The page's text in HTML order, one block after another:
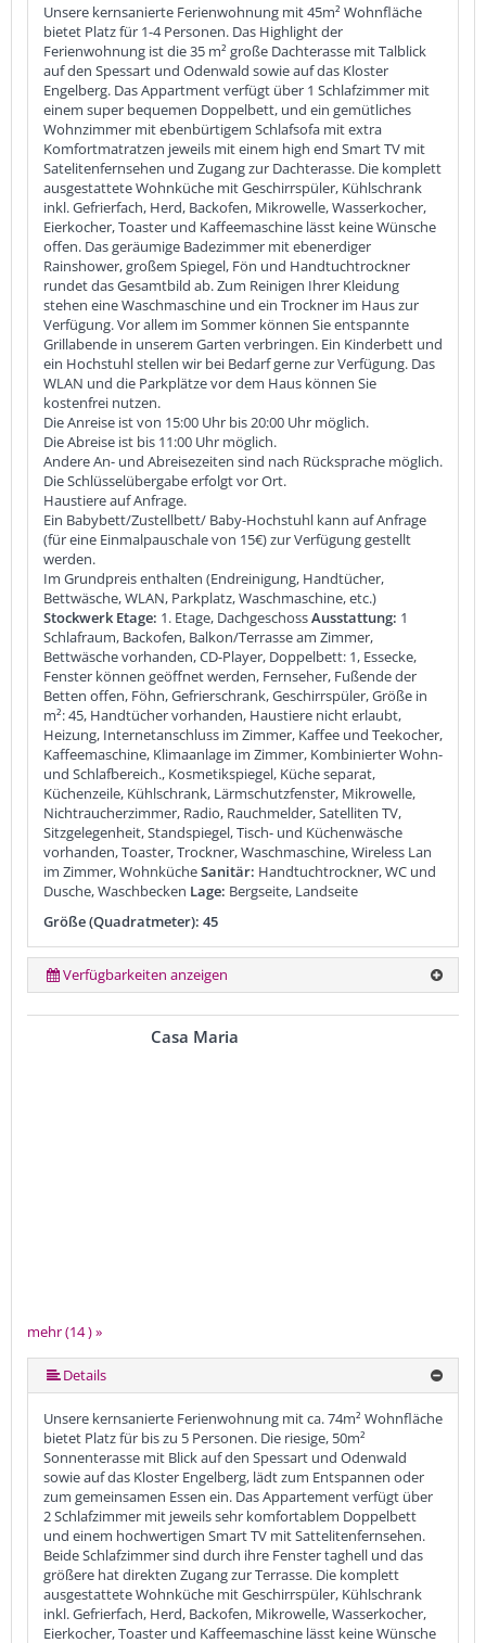
Unsere kernsanierte Ferienwohnung mit 45m² Wohnfläche
bietet Platz für 1-4 Personen. Das Highlight der
Ferienwohnung ist die 35 m² große Dachterasse mit Talblick
auf den Spessart und Odenwald sowie auf das Kloster
Engelberg. Das Appartment verfügt über 1 Schlafzimmer mit
einem super bequemen Doppelbett, und ein gemütliches
Wohnzimmer mit ebenbürtigem Schlafsofa mit extra
Komfortmatratzen jeweils mit einem high end Smart TV mit
Satelitenfernsehen und Zugang zur Dachterasse. Die komplett
ausgestattete Wohnküche mit Geschirrspüler, Kühlschrank
inkl. Gefrierfach, Herd, Backofen, Mikrowelle, Wasserkocher,
Eierkocher, Toaster und Kaffeemaschine lässt keine Wünsche
offen. Das geräumige Badezimmer mit ebenerdiger
Rainshower, großem Spiegel, Fön und Handtuchtrockner
rundet das Gesamtbild ab. Zum Reinigen Ihrer Kleidung
stehen eine Waschmaschine und ein Trockner im Haus zur
Verfügung. Vor allem im Sommer können Sie entspannte
Grillabende in unserem Garten verbringen. Ein Kinderbett und
ein Hochstuhl stellen wir bei Bedarf gerne zur Verfügung. Das
WLAN und die Parkplätze vor dem Haus können Sie
kostenfrei nutzen.
Die Anreise ist von 15:00 Uhr bis 20:00 Uhr möglich.
Die Abreise ist bis 11:00 Uhr möglich.
Andere An- und Abreisezeiten sind nach Rücksprache möglich.
Die Schlüsselübergabe erfolgt vor Ort.
Haustiere auf Anfrage.
Ein Babybett/Zustellbett/ Baby-Hochstuhl kann auf Anfrage
(für eine Einmalpauschale von 15€) zur Verfügung gestellt
werden.
Im Grundpreis enthalten (Endreinigung, Handtücher,
Bettwäsche, WLAN, Parkplatz, Waschmaschine, etc.)
Stockwerk Etage: 1. Etage, DachgeschossAusstattung: 1
Schlafraum, Backofen, Balkon/Terrasse am Zimmer,
Bettwäsche vorhanden, CD-Player, Doppelbett: 1, Essecke,
Fenster können geöffnet werden, Fernseher, Fußende der
Betten offen, Föhn, Gefrierschrank, Geschirrspüler, Größe in
m²: 45, Handtücher vorhanden, Haustiere nicht erlaubt,
Heizung, Internetanschluss im Zimmer, Kaffee und Teekocher,
Kaffeemaschine, Klimaanlage im Zimmer, Kombinierter Wohn-
und Schlafbereich., Kosmetikspiegel, Küche separat,
Küchenzeile, Kühlschrank, Lärmschutzfenster, Mikrowelle,
Nichtraucherzimmer, Radio, Rauchmelder, Satelliten TV,
Sitzgelegenheit, Standspiegel, Tisch- und Küchenwäsche
vorhanden, Toaster, Trockner, Waschmaschine, Wireless Lan
im Zimmer, WohnkücheSanitär: Handtuchtrockner, WC und
Dusche, Waschbecken Lage: Bergseite, Landseite
Größe (Quadratmeter): 45
Verfügbarkeiten anzeigen
mehr (14 ) »
mehr (14 ) »
mehr (14 ) »
mehr (14 ) »
mehr (14 ) »
mehr (14 ) »
mehr (14 ) »
mehr (14 ) »
mehr (14 ) »
mehr (14 ) »
mehr (14 ) »
Casa Maria
Details
Unsere kernsanierte Ferienwohnung mit ca. 74m² Wohnfläche
bietet Platz für bis zu 5 Personen. Die riesige, 50m²
Sonnenterasse mit Blick auf den Spessart und Odenwald
sowie auf das Kloster Engelberg, lädt zum Entspannen oder
zum gemeinsamen Essen ein. Das Appartement verfügt über
2 Schlafzimmer mit jeweils sehr komfortablem Doppelbett
und einem hochwertigen Smart TV mit Sattelitenfernsehen.
Beide Schlafzimmer sind durch ihre Fenster taghell und das
größere hat direkten Zugang zur Terrasse. Die komplett
ausgestattete Wohnküche mit Geschirrspüler, Kühlschrank
inkl. Gefrierfach, Herd, Backofen, Mikrowelle, Wasserkocher,
Eierkocher, Toaster und Kaffeemaschine lässt keine Wünsche